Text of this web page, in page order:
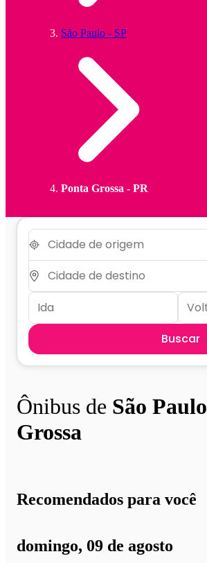
São Paulo - SP
Ponta Grossa - PR
Buscar
Ônibus de São Paulo
Grossa
Recomendados para você
domingo, 09 de agosto